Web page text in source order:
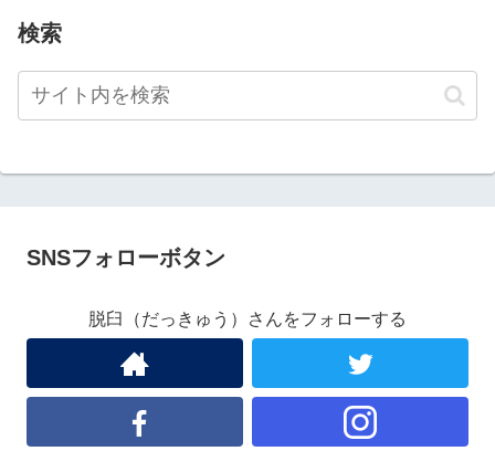
検索
SNSフォローボタン
脱臼（だっきゅう）さんをフォローする